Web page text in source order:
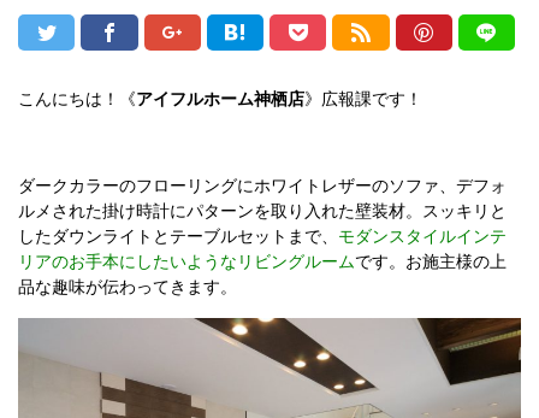
こんにちは！《アイフルホーム神栖店》広報課です！
ダークカラーのフローリングにホワイトレザーのソファ、デフォ
ルメされた掛け時計にパターンを取り入れた壁装材。スッキリと
したダウンライトとテーブルセットまで、 モダンスタイルインテ
リアのお手本にしたいようなリビングルームです。お施主様の上
品な趣味が伝わってきます。